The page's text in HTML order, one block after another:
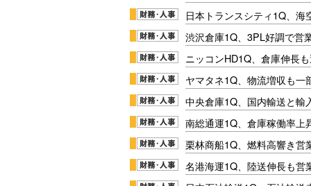
日本トランスシティ1Q、海
渋沢倉庫1Q、3PL好調で営
ニッコンHD1Q、倉庫伸長
ヤマタネ1Q、物流増収も一
中央倉庫1Q、国内輸送と輸
南総通運1Q、倉庫稼働率上
栗林商船1Q、燃料高響き営
名港海運1Q、陸送伸長も営